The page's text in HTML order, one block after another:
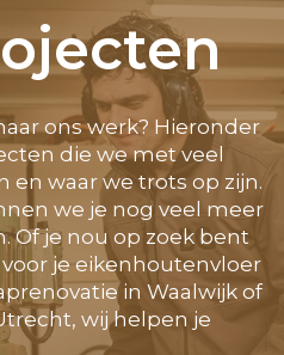
ons werk? Hieronder
die we met veel
en waar we trots op zijn.
we je nog veel meer
Of je nou op zoek bent
je eikenhoutenvloer
in Waalwijk of
wij helpen je